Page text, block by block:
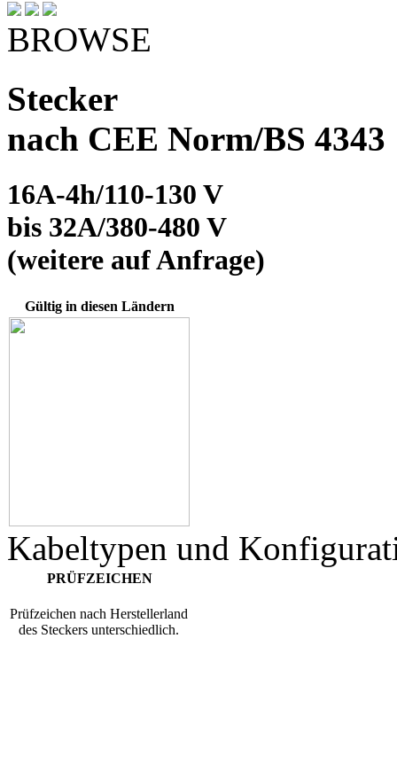
BROWSE
Stecker
nach CEE Norm/BS 4343
16A-4h/110-130 V
bis 32A/380-480 V
(weitere auf Anfrage)
Gültig in diesen Ländern
Kabeltypen und
PRÜFZEICHEN
Prüfzeichen nach Herstellerland
des Steckers unterschiedlich.